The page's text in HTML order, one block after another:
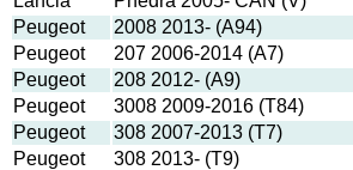
Peugeot
2008 2013- (A94)
Peugeot
207 2006-2014 (A7)
Peugeot
208 2012- (A9)
Peugeot
3008 2009-2016 (T84)
Peugeot
308 2007-2013 (T7)
Peugeot
308 2013- (T9)